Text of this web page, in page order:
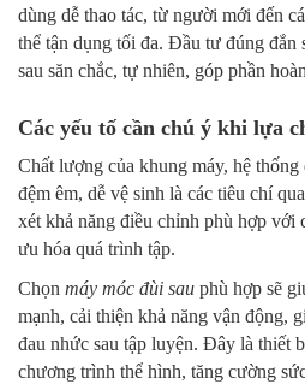
dùng dễ thao tác, từ người mới đến
thể tận dụng tối đa. Đầu tư đúng đắn
sau săn chắc, tự nhiên, góp phần
Các yếu tố cần chú ý khi lựa
Chất lượng của khung máy, hệ
đệm êm, dễ vệ sinh là các tiêu chí
xét khả năng điều chỉnh phù hợp với
ưu hóa quá trình tập.
Chọn máy móc đùi sau phù hợp sẽ
mạnh, cải thiện khả năng vận động,
đau nhức sau tập luyện. Đây là thiết
chương trình thể hình, tăng cường